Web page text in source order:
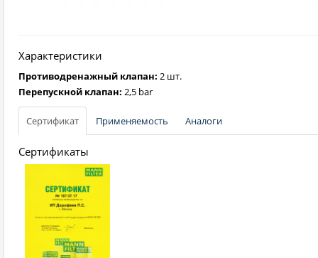
Характеристики
Противодренажный клапан: 2 шт.
Перепускной клапан: 2,5 bar
Сертификат Применяемость Аналоги
Сертификаты